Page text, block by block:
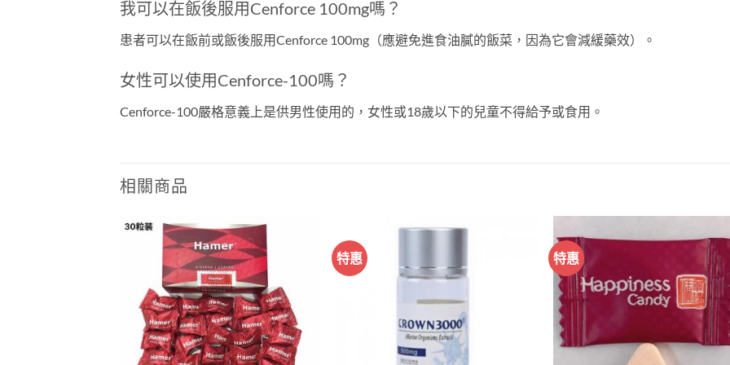
我可以在飯後服用Cenforce 100mg嗎？
患者可以在飯前或飯後服用Cenforce 100mg（應避免進食油膩的飯菜，因為它會減緩藥效）。
女性可以使用Cenforce-100嗎？
Cenforce-100嚴格意義上是供男性使用的，女性或18歲以下的兒童不得給予或食用。
相關商品
特惠 特惠